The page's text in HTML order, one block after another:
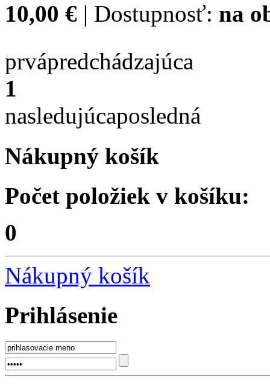
10,00 € | Dostupnosť: na
prvápredchádzajúca
1
nasledujúcaposledná
Nákupný košík
Počet položiek v košíku:
0
Nákupný košík
Prihlásenie